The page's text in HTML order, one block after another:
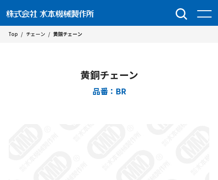
Top / チェーン / 黄銅チェーン
黄銅チェーン
品番：BR